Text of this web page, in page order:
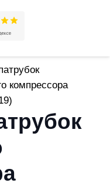
компрессора